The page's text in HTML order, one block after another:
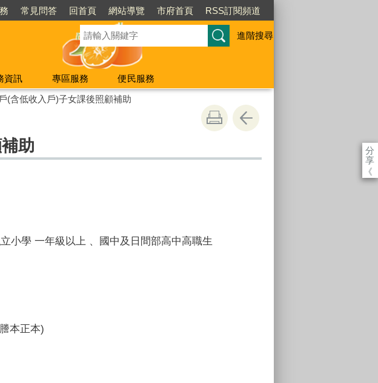
常見問答 回首頁 網站導覽 市府首頁 RSS訂閱頻道
進階搜尋
資訊 專區服務
便民服務
(含低收入戶)子女課後照顧補助
分
享
《
助
小學 一年級以上 、國中及日間部高中高職生
本正本)